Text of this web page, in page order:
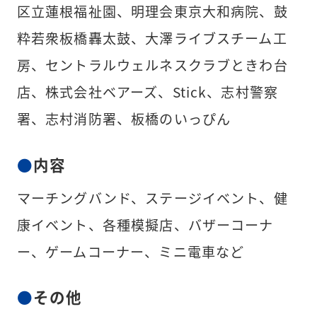
区立蓮根福祉園、明理会東京大和病院、鼓
粋若衆板橋轟太鼓、大澤ライブスチーム工
房、セントラルウェルネスクラブときわ台
店、株式会社ベアーズ、Stick、志村警察
署、志村消防署、板橋のいっぴん
内容
マーチングバンド、ステージイベント、健
康イベント、各種模擬店、バザーコーナ
ー、ゲームコーナー、ミニ電車など
その他